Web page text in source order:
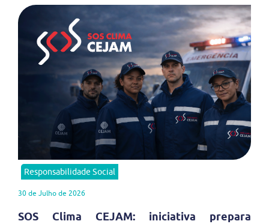
Responsabilidade Social
30 de Julho de 2026
SOS Clima CEJAM: iniciativa prepara